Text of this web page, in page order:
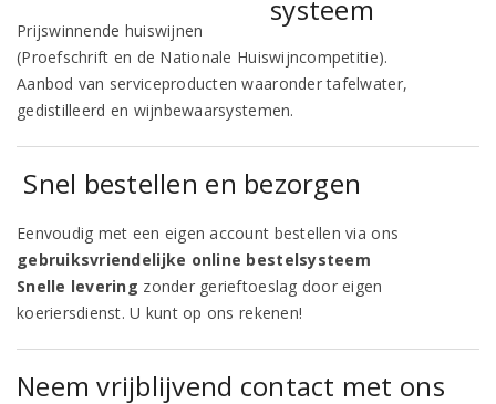
Prijswinnende huiswijnen
(Proefschrift en de Nationale Huiswijncompetitie).
Aanbod van serviceproducten waaronder tafelwater,
gedistilleerd en wijnbewaarsystemen.
Snel bestellen en bezorgen
Eenvoudig met een eigen account bestellen via ons
gebruiksvriendelijke online bestelsysteem
Snelle levering zonder gerieftoeslag door eigen
koeriersdienst. U kunt op ons rekenen!
Neem vrijblijvend contact met ons